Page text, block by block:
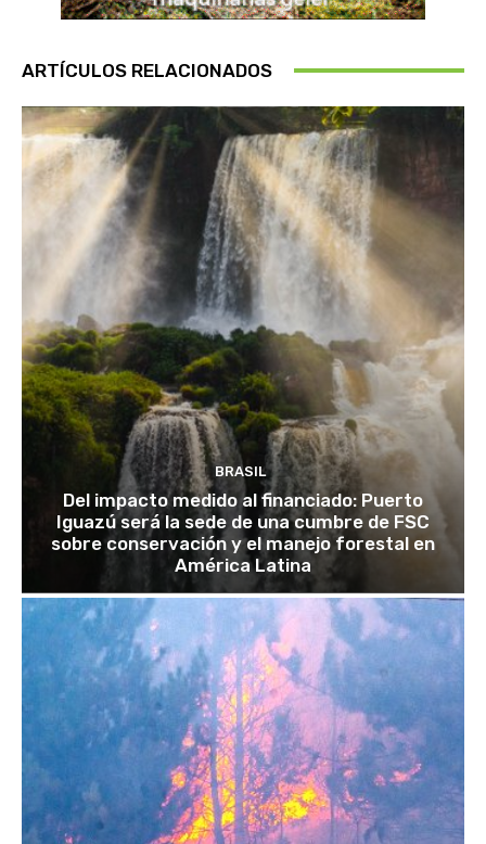
ARTÍCULOS RELACIONADOS
BRASIL
Del impacto medido al financiado: Puerto
Iguazú será la sede de una cumbre de FSC
sobre conservación y el manejo forestal en
América Latina